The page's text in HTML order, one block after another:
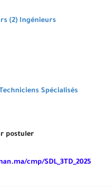
(2) Ingénieurs
Spécialisés
postuler
cmp/SDL_3TD_2025